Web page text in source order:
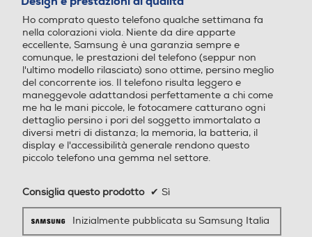
Fai spazio
al mitico AI
Zoom
Scatta foto straordinarie con
dettagli definiti, a più livelli di zoom
y Wearable Game Hub, Ga
me Booster Controllo multi
plo, Condivisione fotocamer
a, Chiamata e testo su altri
dispositivi, Registrazione sc
hermo e schermate, Comm
utazione automatica Buds
Play Store, Google TV, Gmai
l, Google Search, YouTube, Y
T Music, Drive, Fot
Lettore impronte digitali
Radio integrata
5
stelle.
Ho comprato questo telefono qualche settimana fa
nella colorazioni viola. Niente da dire apparte
eccellente, Samsung è una garanzia sempre e
comunque, le prestazioni del telefono (seppur non
l'ultimo modello rilasciato) sono ottime, persino meglio
del concorrente ios. Il telefono risulta leggero e
maneggevole adattandosi perfettamente a chi come
me ha le mani piccole, le fotocamere catturano ogni
dettaglio persino i pori del soggetto immortalato a
diversi metri di distanza; la memoria, la batteria, il
display e l'accessibilità generale rendono questo
piccolo telefono una gemma nel settore.
Consiglia questo prodotto ✔ Sì
Inizialmente pubblicata su Samsung Italia